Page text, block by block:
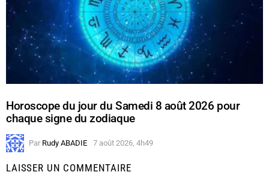
Horoscope du jour du Samedi 8 août 2026 pour
chaque signe du zodiaque
Par Rudy ABADIE 7 août 2026, 4h49
LAISSER UN COMMENTAIRE